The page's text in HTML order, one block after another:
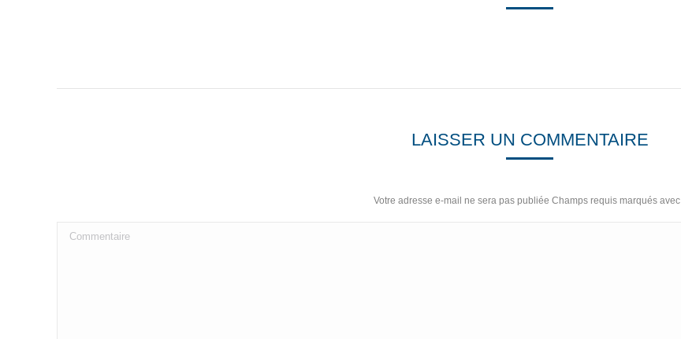
LAISSER UN COMMENTAIRE
Votre adresse e-mail ne sera pas publiée Champs requis marqués avec
Commentaire